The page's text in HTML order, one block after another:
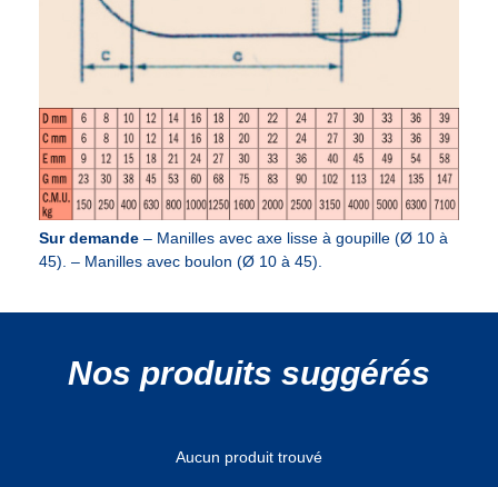
Sur demande – Manilles avec axe lisse à goupille (Ø 10 à
45). – Manilles avec boulon (Ø 10 à 45).
Nos produits suggérés
Aucun produit trouvé